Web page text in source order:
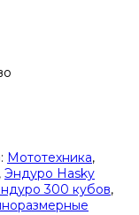
Мототехника,
, Эндуро Hasky
300 кубов,